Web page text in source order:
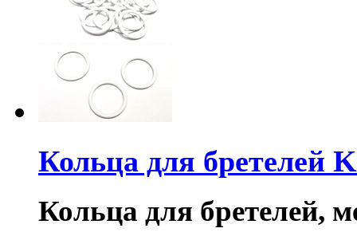
Кольца для бретелей
Кольца для бретелей,